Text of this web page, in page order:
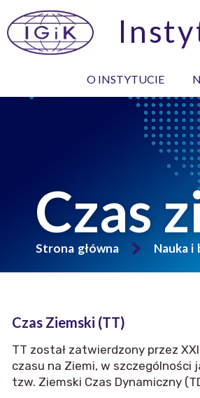
O INSTYTUCIE
Czas
Strona główna Nauka i
Czas Ziemski (TT)
TT został zatwierdzony przez
czasu na Ziemi, w szczególności
tzw. Ziemski Czas Dynamiczny